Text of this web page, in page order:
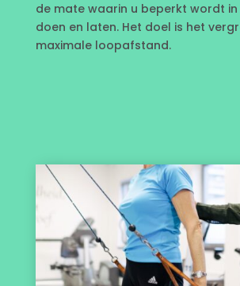
de mate waarin u beperkt wordt in
doen en laten. Het doel is het
maximale loopafstand.